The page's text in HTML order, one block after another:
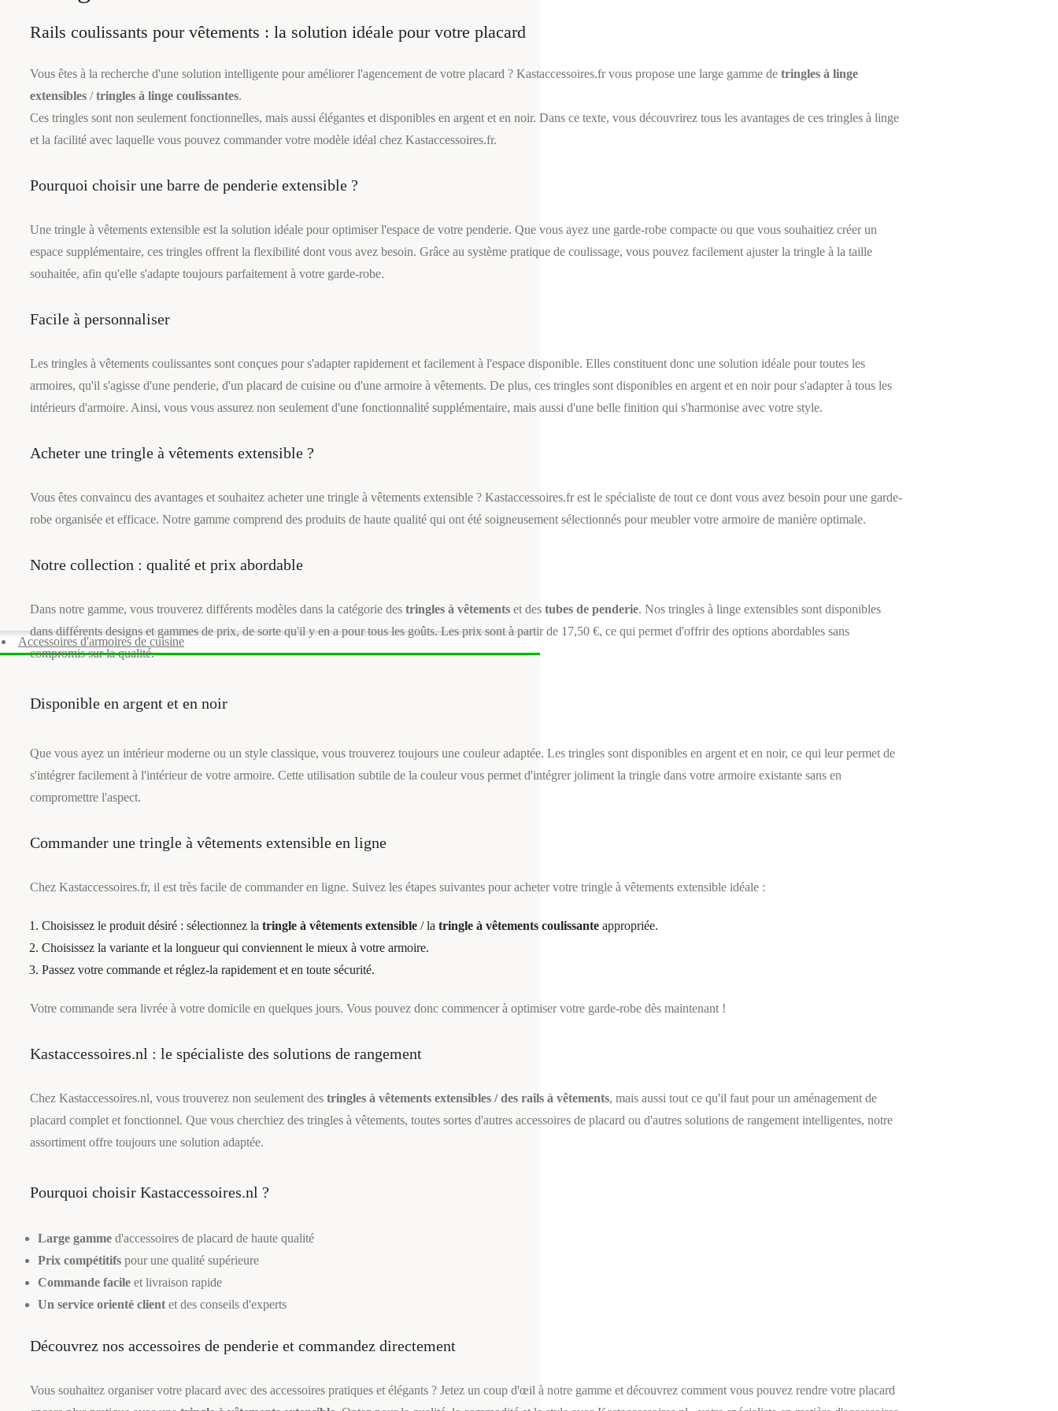
Accessoires d'armoires de cuisine
Rails coulissants pour vêtements : la solution idéale pour votre placard
Vous êtes à la recherche d'une solution intelligente pour améliorer l'agencement de votre placard ? Kastaccessoires.fr vous propose une large gamme de tringles à linge
extensibles /tringles à linge coulissantes.
Ces tringles sont non seulement fonctionnelles, mais aussi élégantes et disponibles en argent et en noir. Dans ce texte, vous découvrirez tous les avantages de ces tringles à linge
et la facilité avec laquelle vous pouvez commander votre modèle idéal chez Kastaccessoires.fr.
Pourquoi choisir une barre de penderie extensible ?
Une tringle à vêtements extensible est la solution idéale pour optimiser l'espace de votre penderie. Que vous ayez une garde-robe compacte ou que vous souhaitiez créer un
espace supplémentaire, ces tringles offrent la flexibilité dont vous avez besoin. Grâce au système pratique de coulissage, vous pouvez facilement ajuster la tringle à la taille
souhaitée, afin qu'elle s'adapte toujours parfaitement à votre garde-robe.
Facile à personnaliser
Les tringles à vêtements coulissantes sont conçues pour s'adapter rapidement et facilement à l'espace disponible. Elles constituent donc une solution idéale pour toutes les
armoires, qu'il s'agisse d'une penderie, d'un placard de cuisine ou d'une armoire à vêtements. De plus, ces tringles sont disponibles en argent et en noir pour s'adapter à tous les
intérieurs d'armoire. Ainsi, vous vous assurez non seulement d'une fonctionnalité supplémentaire, mais aussi d'une belle finition qui s'harmonise avec votre style.
Acheter une tringle à vêtements extensible ?
Vous êtes convaincu des avantages et souhaitez acheter une tringle à vêtements extensible ? Kastaccessoires.fr est le spécialiste de tout ce dont vous avez besoin pour une garde-
robe organisée et efficace. Notre gamme comprend des produits de haute qualité qui ont été soigneusement sélectionnés pour meubler votre armoire de manière optimale.
Notre collection : qualité et prix abordable
Dans notre gamme, vous trouverez différents modèles dans la catégorie des tringles à vêtements et des tubes de penderie. Nos tringles à linge extensibles sont disponibles
dans différents designs et gammes de prix, de sorte qu'il y en a pour tous les goûts. Les prix sont à partir de 17,50 €, ce qui permet d'offrir des options abordables sans
compromis sur la qualité.
Disponible en argent et en noir
Que vous ayez un intérieur moderne ou un style classique, vous trouverez toujours une couleur adaptée. Les tringles sont disponibles en argent et en noir, ce qui leur permet de
s'intégrer facilement à l'intérieur de votre armoire. Cette utilisation subtile de la couleur vous permet d'intégrer joliment la tringle dans votre armoire existante sans en
compromettre l'aspect.
Commander une tringle à vêtements extensible en ligne
Chez Kastaccessoires.fr, il est très facile de commander en ligne. Suivez les étapes suivantes pour acheter votre tringle à vêtements extensible idéale :
Choisissez le produit désiré : sélectionnez la tringle à vêtements extensible / la tringle à vêtements coulissante appropriée.
Choisissez la variante et la longueur qui conviennent le mieux à votre armoire.
Passez votre commande et réglez-la rapidement et en toute sécurité.
Votre commande sera livrée à votre domicile en quelques jours. Vous pouvez donc commencer à optimiser votre garde-robe dès maintenant !
Kastaccessoires.nl : le spécialiste des solutions de rangement
Chez Kastaccessoires.nl, vous trouverez non seulement des tringles à vêtements extensibles / des rails à vêtements, mais aussi tout ce qu'il faut pour un aménagement de
placard complet et fonctionnel. Que vous cherchiez des tringles à vêtements, toutes sortes d'autres accessoires de placard ou d'autres solutions de rangement intelligentes, notre
assortiment offre toujours une solution adaptée.
Pourquoi choisir Kastaccessoires.nl ?
Large gamme d'accessoires de placard de haute qualité
Prix compétitifs pour une qualité supérieure
Commande facile et livraison rapide
Un service orienté client et des conseils d'experts
Découvrez nos accessoires de penderie et commandez directement
Vous souhaitez organiser votre placard avec des accessoires pratiques et élégants ? Jetez un coup d'œil à notre gamme et découvrez comment vous pouvez rendre votre placard